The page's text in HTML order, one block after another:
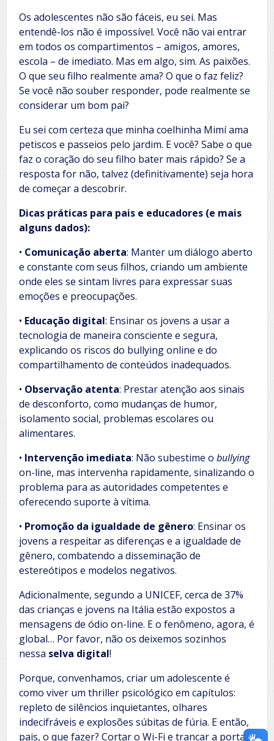
Os adolescentes não são fáceis, eu sei. Mas
entendê-los não é impossível. Você não vai entrar
em todos os compartimentos – amigos, amores,
escola – de imediato. Mas em algo, sim. As paixões.
O que seu filho realmente ama? O que o faz feliz?
Se você não souber responder, pode realmente se
considerar um bom pai?
Eu sei com certeza que minha coelhinha Mimí ama
petiscos e passeios pelo jardim. E você? Sabe o que
faz o coração do seu filho bater mais rápido? Se a
resposta for não, talvez (definitivamente) seja hora
de começar a descobrir.
Dicas práticas para pais e educadores (e mais
alguns dados):
• Comunicação aberta: Manter um diálogo aberto
e constante com seus filhos, criando um ambiente
onde eles se sintam livres para expressar suas
emoções e preocupações.
• Educação digital: Ensinar os jovens a usar a
tecnologia de maneira consciente e segura,
explicando os riscos do bullying online e do
compartilhamento de conteúdos inadequados.
• Observação atenta: Prestar atenção aos sinais
de desconforto, como mudanças de humor,
isolamento social, problemas escolares ou
alimentares.
• Intervenção imediata: Não subestime o bullying
on-line, mas intervenha rapidamente, sinalizando o
problema para as autoridades competentes e
oferecendo suporte à vítima.
• Promoção da igualdade de gênero: Ensinar os
jovens a respeitar as diferenças e a igualdade de
gênero, combatendo a disseminação de
estereótipos e modelos negativos.
Adicionalmente, segundo a UNICEF, cerca de 37%
das crianças e jovens na Itália estão expostos a
mensagens de ódio on-line. E o fenômeno, agora, é
global… Por favor, não os deixemos sozinhos
nessa selva digital!
Porque, convenhamos, criar um adolescente é
como viver um thriller psicológico em capítulos:
repleto de silêncios inquietantes, olhares
indecifráveis e explosões súbitas de fúria. E então,
pais, o que fazer? Cortar o Wi-Fi e trancar a porta